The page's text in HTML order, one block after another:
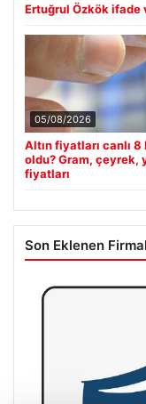
Ertuğrul Özkök ifade
05/08/2026
Altın fiyatları canlı
oldu? Gram, çeyrek,
fiyatları
Son Eklenen